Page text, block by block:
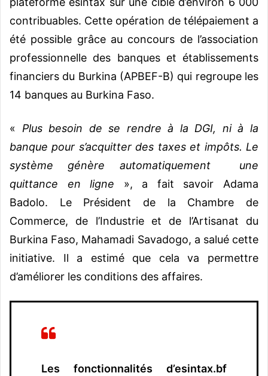
contribuables. Cette opération de télépaiement a
été possible grâce au concours de l’association
professionnelle des banques et établissements
financiers du Burkina (APBEF-B) qui regroupe les
14 banques au Burkina Faso.
« Plus besoin de se rendre à la DGI, ni à la
banque pour s’acquitter des taxes et impôts. Le
système génère automatiquement une
quittance en ligne », a fait savoir Adama
Badolo. Le Président de la Chambre de
Commerce, de l’Industrie et de l’Artisanat du
Burkina Faso, Mahamadi Savadogo, a salué cette
initiative. Il a estimé que cela va permettre
d’améliorer les conditions des affaires.
Les fonctionnalités d’esintax.bf